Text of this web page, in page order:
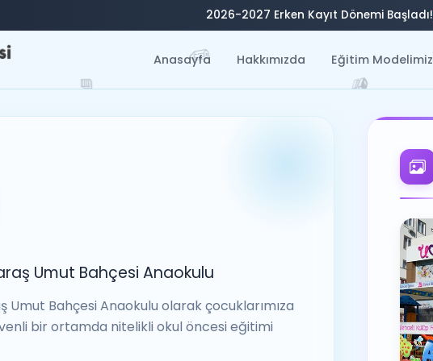
2026-2027 Erken Kayıt Dönemi Başladı!
📘
✏️
📚
✏️
Anasayfa Hakkımızda Eğitim Modelimiz
Umut Bahçesi Anaokulu
Umut Bahçesi Anaokulu olarak çocuklarımıza
bir ortamda nitelikli okul öncesi eğitimi